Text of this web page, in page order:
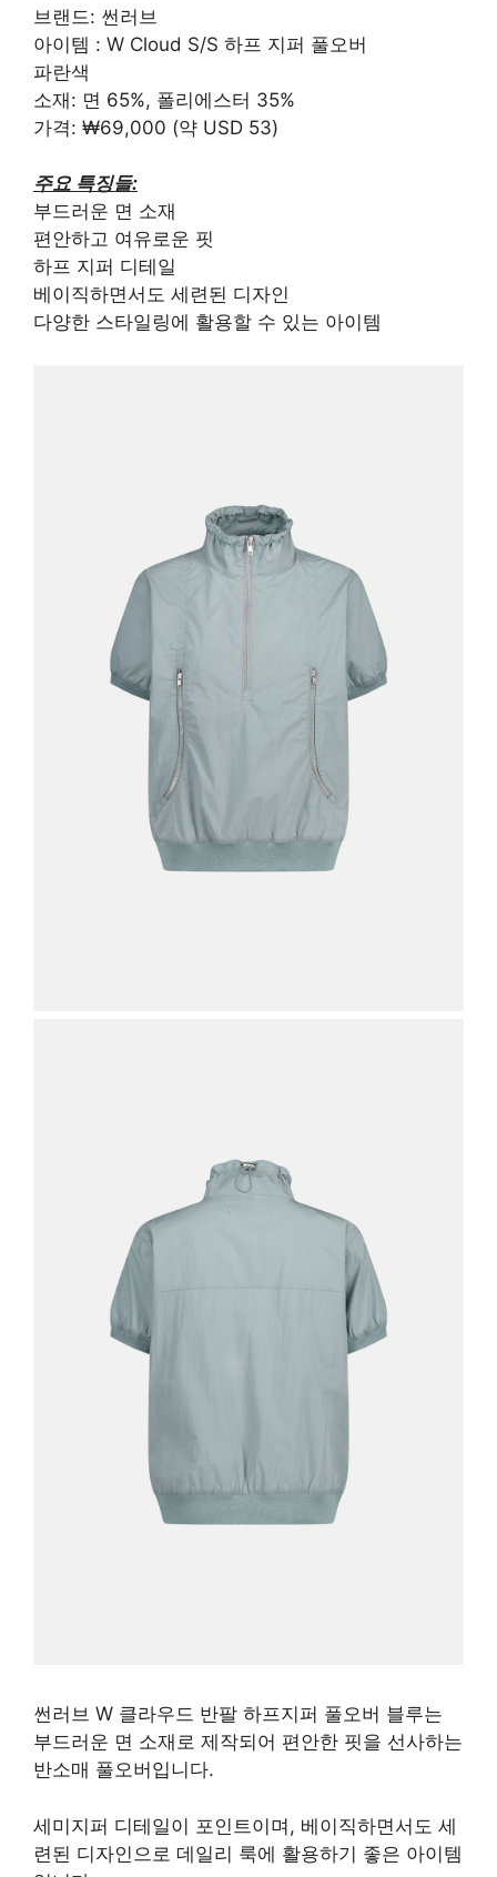
브랜드: 썬러브
아이템 : W Cloud S/S 하프 지퍼 풀오버
파란색
소재: 면 65%, 폴리에스터 35%
가격: ₩69,000 (약 USD 53)
주요 특징들:
부드러운 면 소재
편안하고 여유로운 핏
하프 지퍼 디테일
베이직하면서도 세련된 디자인
다양한 스타일링에 활용할 수 있는 아이템
썬러브 W 클라우드 반팔 하프지퍼 풀오버 ​​블루는
부드러운 면 소재로 제작되어 편안한 핏을 선사하는
반소매 풀오버입니다.
세미지퍼 디테일이 포인트이며, 베이직하면서도 세
련된 디자인으로 데일리 룩에 활용하기 좋은 아이템